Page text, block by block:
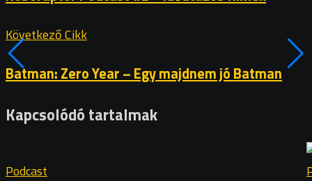
Következő Cikk
Batman: Zero Year – Egy majdnem jó Batman
Kapcsolódó tartalmak
Podcast